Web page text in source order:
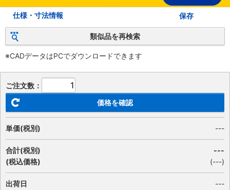
仕様・寸法情報 保存
類似品を再検索
※CADデータはPCでダウンロードできます
ご注文数：
価格を確認
単価(税別) ---
合計(税別)
(税込価格)
---
(---)
出荷日
---